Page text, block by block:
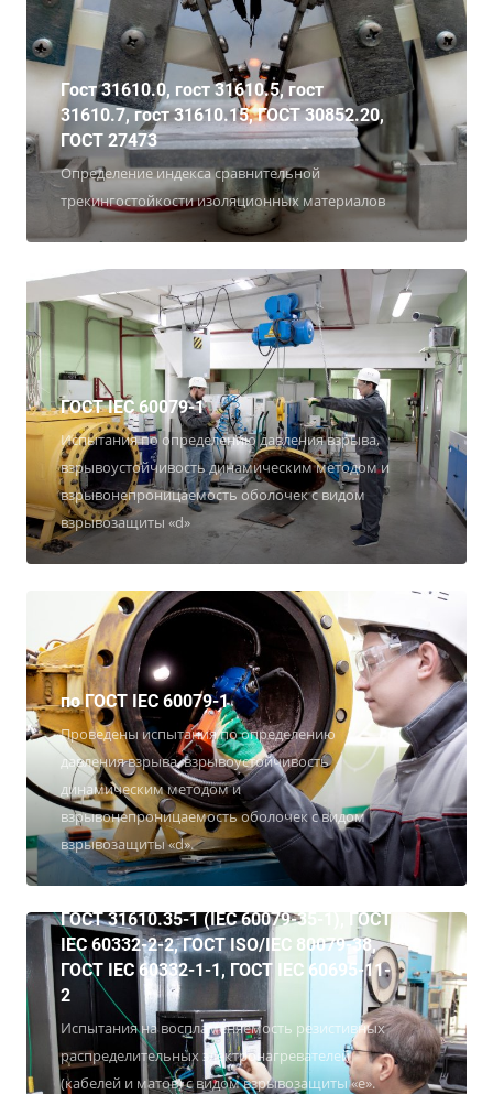
Гост 31610.0, гост 31610.5, гост
31610.7, гост 31610.15, ГОСТ 30852.20,
ГОСТ 27473
Определение индекса сравнительной
трекингостойкости изоляционных материалов
ГОСТ IEC 60079-1
Испытания по определению давления взрыва,
взрывоустойчивость динамическим методом и
взрывонепроницаемость оболочек с видом
взрывозащиты «d»
по ГОСТ IEC 60079-1
Проведены испытания по определению
давления взрыва, взрывоустойчивость
динамическим методом и
взрывонепроницаемость оболочек с видом
взрывозащиты «d».
Гост 31610.30-1-2017, ГОСТ 31610.26,
ГОСТ 31610.35-1 (IEC 60079-35-1), ГОСТ
IEC 60332-2-2, ГОСТ ISO/IEC 80079-38,
ГОСТ IEC 60332-1-1, ГОСТ IEC 60695-11-
2
Испытания на воспламеняемость резистивных
распределительных электронагревателей
(кабелей и матов) с видом взрывозащиты «е».